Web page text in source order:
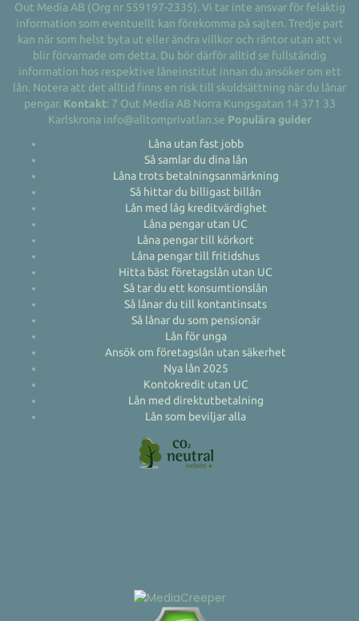
Out Media AB (Org nr 559197-2335). Vi tar inte ansvar för felaktig
information som eventuellt kan förekomma på sajten. Tredje part
kan när som helst byta ut eller ändra villkor och räntor utan att vi
blir förvarnade om detta. Du bör därför alltid se fullständig
information hos respektive låneinstitut innan du ansöker om ett
lån. Notera att det alltid finns en risk till skuldsättning när du lånar
pengar. Kontakt: 7 Out Media AB Norra Kungsgatan 14 371 33
Karlskrona info@alltomprivatlan.se Populära guider
Låna utan fast jobb
Så samlar du dina lån
Låna trots betalningsanmärkning
Så hittar du billigast billån
Lån med låg kreditvärdighet
Låna pengar utan UC
Låna pengar till körkort
Låna pengar till fritidshus
Hitta bäst företagslån utan UC
Så tar du ett konsumtionslån
Så lånar du till kontantinsats
Så lånar du som pensionär
Lån för unga
Ansök om företagslån utan säkerhet
Nya lån 2025
Kontokredit utan UC
Lån med direktutbetalning
Lån som beviljar alla